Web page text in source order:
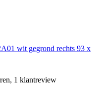
wit gegrond rechts 93 x
1 klantreview